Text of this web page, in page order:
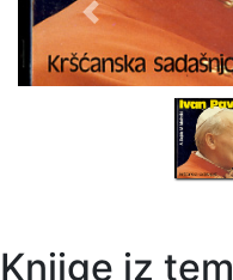
Previous
Knjige iz